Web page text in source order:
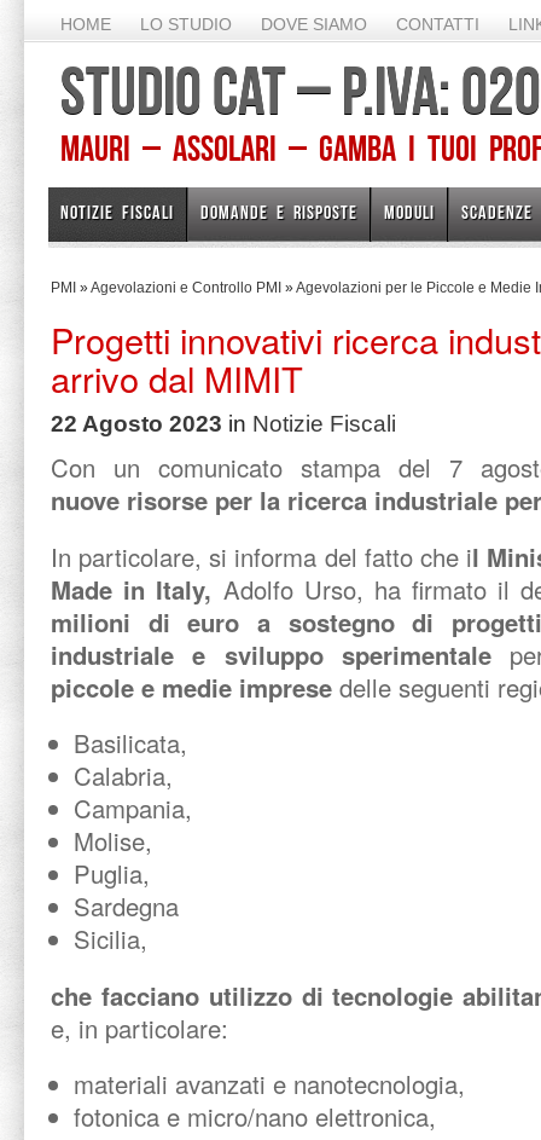
HOME LO STUDIO DOVE SIAMO CONTATTI
STUDIO CAT – P.IVA:
Mauri – Assolari – Gamba I TUOI
NOTIZIE FISCALI DOMANDE E RISPOSTE MODULI SCADENZE
PMI »Agevolazioni e Controllo PMI »Agevolazioni per le Piccole e Medie
Progetti innovativi ricerca
arrivo dal MIMIT
22 Agosto 2023 in Notizie Fiscali
Con un comunicato stampa del 7
nuove risorse per la ricerca industriale
In particolare, si informa del fatto che il
Made in Italy, Adolfo Urso, ha firmato il
milioni di euro a sostegno di
industriale e sviluppo sperimentale
piccole e medie imprese delle seguenti
Basilicata,
Calabria,
Campania,
Molise,
Puglia,
Sardegna
Sicilia,
che facciano utilizzo di tecnologie
e, in particolare:
materiali avanzati e nanotecnologia,
fotonica e micro/nano elettronica,